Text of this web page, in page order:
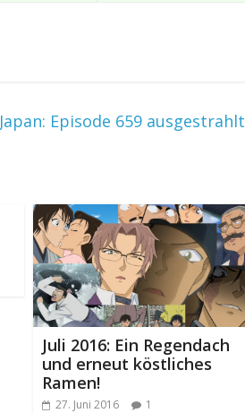
Japan: Episode 659 ausgestrahlt
Juli 2016: Ein Regendach
und erneut köstliches
Ramen!
27. Juni 2016 1